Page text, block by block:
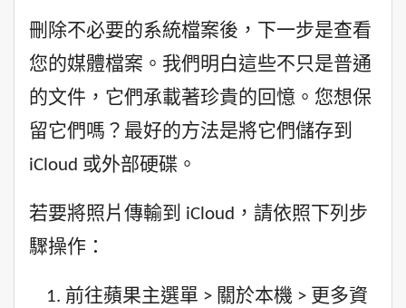
刪除不必要的系統檔案後，下一步是查看
您的媒體檔案。我們明白這些不只是普通
的文件，它們承載著珍貴的回憶。您想保
留它們嗎？最好的方法是將它們儲存到
iCloud 或外部硬碟。
若要將照片傳輸到 iCloud，請依照下列步
驟操作：
前往蘋果主選單 > 關於本機 > 更多資